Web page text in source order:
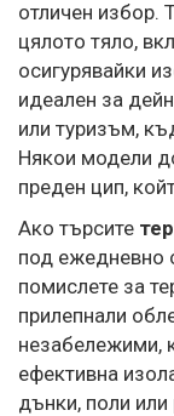
отличен избор.
цялото тяло,
осигурявайки
идеален за
или туризъм,
Някои модели
преден цип,
Ако търсите
под ежедневно
помислете за
прилепнали
незабележими,
ефективна
дънки, поли или